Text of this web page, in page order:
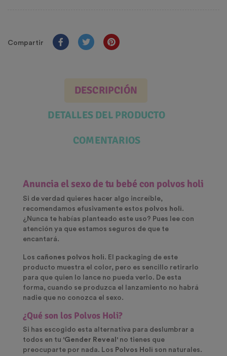
Compartir
DESCRIPCIÓN
DETALLES DEL PRODUCTO
COMENTARIOS
Anuncia el sexo de tu bebé con polvos holi
Si de verdad quieres hacer algo increíble,
recomendamos efusivamente estos polvos holi.
¿Nunca te habías planteado este uso? Pues lee con
atención ya que estamos seguros de que te
encantará.
Los cañones polvos holi. El packaging de este
producto muestra el color, pero es sencillo retirarlo
para que quien lo lance no pueda verlo. De esta
forma, cuando se produzca el lanzamiento no habrá
nadie que no conozca el sexo.
¿Qué son los Polvos Holi?
Si has escogido esta alternativa para deslumbrar a
todos en tu 'Gender Reveal' no tienes que
preocuparte por nada. Los Polvos Holi son naturales.